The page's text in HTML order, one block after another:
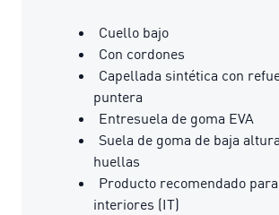
Cuello bajo
Con cordones
Capellada sintética con
puntera
Entresuela de goma EVA
Suela de goma de baja
huellas
Producto recomendado
interiores (IT)